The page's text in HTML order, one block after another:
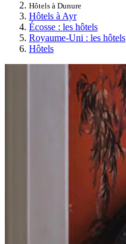
Hôtels à Dunure
Hôtels à Ayr
Écosse : les hôtels
Royaume-Uni : les hôtels
Hôtels